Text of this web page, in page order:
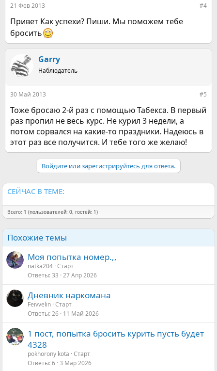
21 Фев 2013 #4
Привет Как успехи? Пиши. Мы поможем тебе
бросить
Garry
Наблюдатель
30 Май 2013 #5
Тоже бросаю 2-й раз с помощью Табекса. В первый
раз пропил не весь курс. Не курил 3 недели, а
потом сорвался на какие-то праздники. Надеюсь в
этот раз все получится. И тебе того же желаю!
Войдите или зарегистрируйтесь для ответа.
СЕЙЧАС В ТЕМЕ:
Всего: 1 (пользователей: 0, гостей: 1)
Похожие темы
Моя попытка номер.,,
natka204 Старт
Ответы 33 27 Апр 2026
Дневник наркомана
Feivvelin Старт
Ответы 26 11 Май 2026
1 пост, попытка бросить курить пусть будет
4328
pokhorony kota Старт
Ответы 6 3 Мар 2026